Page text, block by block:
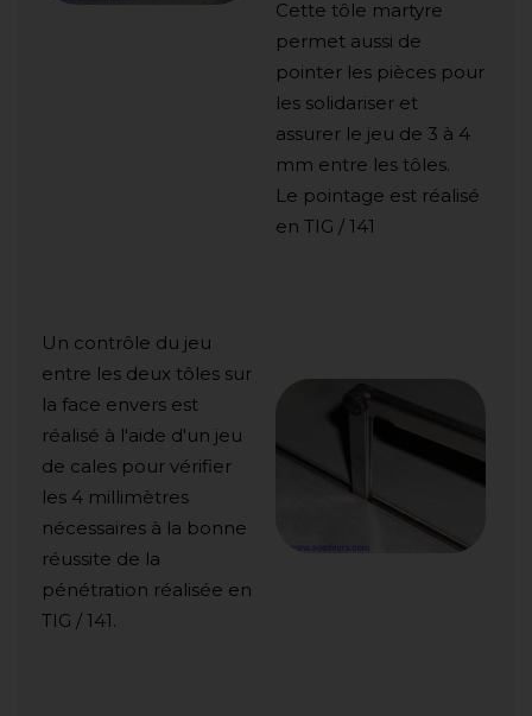
Cette tôle martyre
permet aussi de
pointer les pièces pour
les solidariser et
assurer le jeu de 3 à 4
mm entre les tôles.
Le pointage est réalisé
en TIG / 141
Un contrôle du jeu
entre les deux tôles sur
la face envers est
réalisé à l'aide d'un jeu
de cales pour vérifier
les 4 millimètres
nécessaires à la bonne
réussite de la
pénétration réalisée en
TIG / 141.